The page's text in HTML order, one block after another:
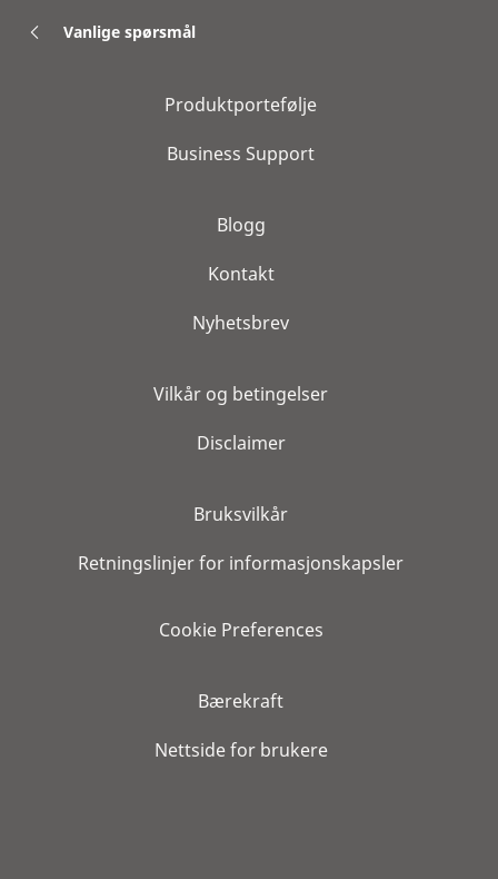
Vanlige spørsmål
Produktportefølje
Business Support
Blogg
Kontakt
Nyhetsbrev
Vilkår og betingelser
Disclaimer
Bruksvilkår
Retningslinjer for informasjonskapsler
Cookie Preferences
Bærekraft
Nettside for brukere